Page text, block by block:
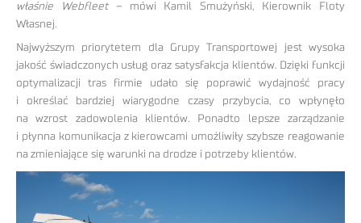
właśnie Webfleet – mówi Kamil Smużyński, Kierownik Floty
Własnej.
Najwyższym priorytetem dla Grupy Transportowej jest wysoka
jakość świadczonych usług oraz satysfakcja klientów. Dzięki funkcji
optymalizacji tras firmie udało się poprawić wydajność pracy
i określać bardziej wiarygodne czasy przybycia, co wpłynęło
na wzrost zadowolenia klientów. Ponadto lepsze zarządzanie
i płynna komunikacja z kierowcami umożliwiły szybsze reagowanie
na zmieniające się warunki na drodze i potrzeby klientów.